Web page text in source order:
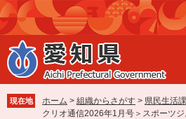
ペ
ー
ジ
の
先
で
す
メ
ニ
ュ
ー
を
ば
し
現在地 ホーム > 組織からさがす > 県民生活課
クリオ通信2026年1月号＞スポーツ